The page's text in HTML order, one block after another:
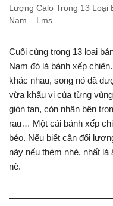
Lượng Calo Trong 13 Loại
Nam – Lms
Cuối cùng trong 13 loại
Nam đó là bánh xếp
khác nhau, song nó đã
vừa khẩu vị của từng
giòn tan, còn nhân bên
rau… Một cái bánh xếp
béo. Nếu biết cân đối
này nếu thèm nhé, nhất
nè.